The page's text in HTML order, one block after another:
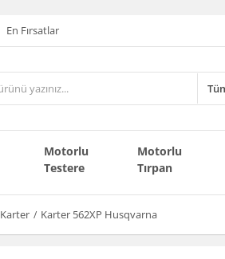
En Fırsatlar
Motorlu
Testere
Motorlu
Tırpan
Karter Karter 562XP Husqvarna